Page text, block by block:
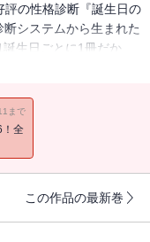
の性格診断『誕生日の
システムから生まれた
誕生日ごとに1冊だか
まで
！全
この作品の最新巻